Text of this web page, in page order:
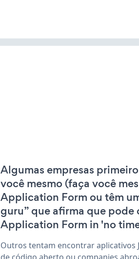
Algumas empresas
você mesmo (faça você
Application Form ou têm
guru” que afirma que pode
Application Form in 'no
Outros tentam encontrar aplicativos